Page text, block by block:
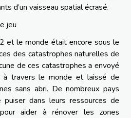
d’un vaisseau spatial écrasé.
jeu
et le monde était encore sous le
des catastrophes naturelles de
de ces catastrophes a envoyé
à travers le monde et laissé de
sans abri. De nombreux pays
dans leurs ressources de
aider à rénover les zones